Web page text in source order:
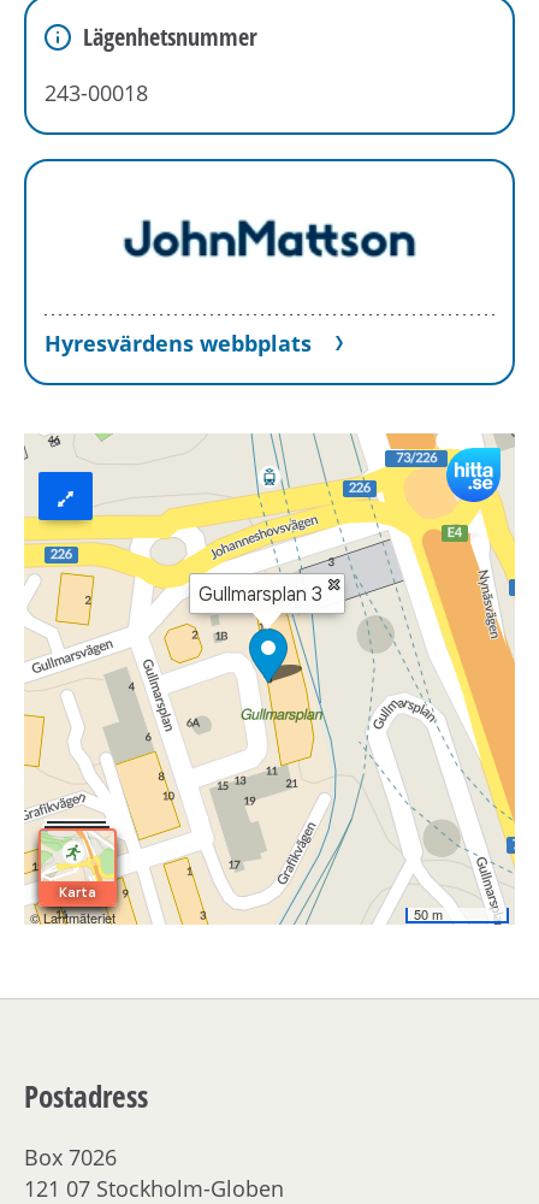
shopping. För den evenemangs- och
idrottsintresserade ligger Avicii Arena, Hovet
och nya moderna Tele 2 Arena också bara runt
hörnet.
Lägenhetsnummer
243-00018
Hyresvärdens webbplats
Postadress
Box 7026
121 07 Stockholm-Globen